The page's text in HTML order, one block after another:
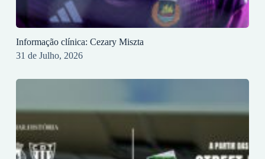
Informação clínica: Cezary Miszta
31 de Julho, 2026